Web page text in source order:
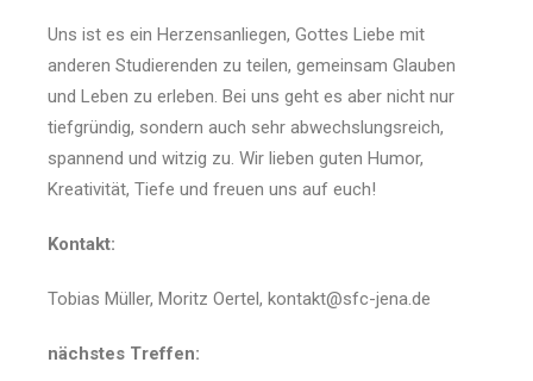
Uns ist es ein Herzensanliegen, Gottes Liebe mit
anderen Studierenden zu teilen, gemeinsam Glauben
und Leben zu erleben. Bei uns geht es aber nicht nur
tiefgründig, sondern auch sehr abwechslungsreich,
spannend und witzig zu. Wir lieben guten Humor,
Kreativität, Tiefe und freuen uns auf euch!
Kontakt:
Tobias Müller, Moritz Oertel, kontakt@sfc-jena.de
nächstes Treffen: